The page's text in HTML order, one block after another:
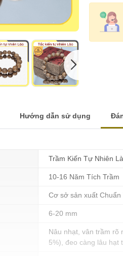
Hướng dẫn sử dụng
Trầm Kiến Tự Nhiên
10-16 Năm Tích Trầm
Cơ sở sản xuất
6-20 mm
Nâu nhạt, vân trầm rõ
5%), đeo càng lâu hạt